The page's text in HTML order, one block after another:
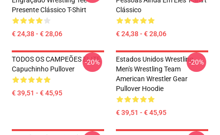
Presente Clássico T-Shirt
€ 24,38 - € 28,06
Clássico
€ 24,38 - € 28,06
TODOS OS CAMPEÕES ELITE
Capuchinho Pullover
€ 39,51 - € 45,95
-20%
Estados Unidos Wrestling
Men's Wrestling Team
American Wrestler Gear
Pullover Hoodie
€ 39,51 - € 45,95
-20%